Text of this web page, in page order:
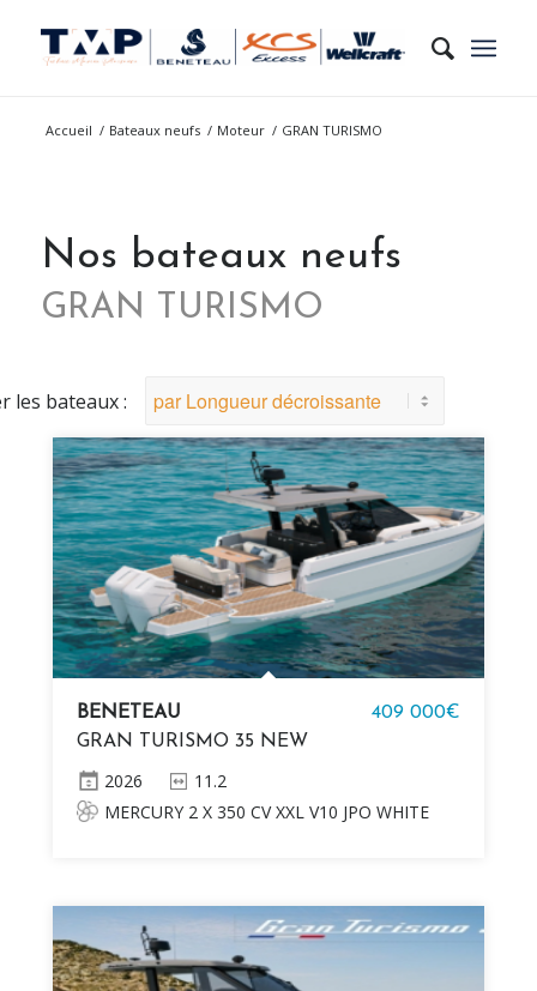
Nos bateaux neufs
GRAN TURISMO
Accueil / Bateaux neufs / Moteur / GRAN TURISMO
les bateaux :
BENETEAU
GRAN TURISMO 35 NEW
409 000€
2026
11.2
MERCURY 2 X 350 CV XXL V10 JPO WHITE